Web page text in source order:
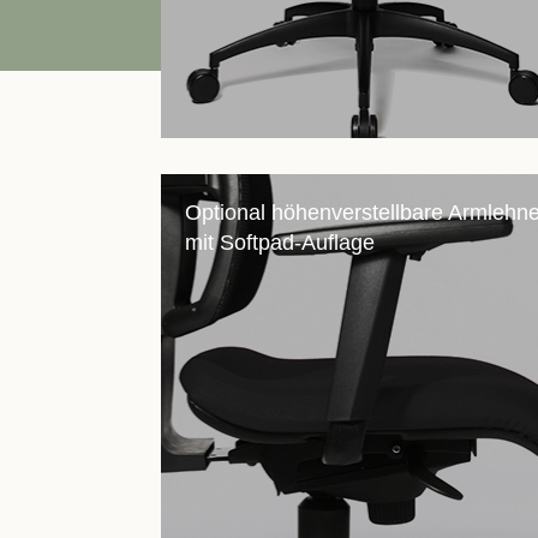
Optional höhenverstellbare
mit Softpad-Auflage